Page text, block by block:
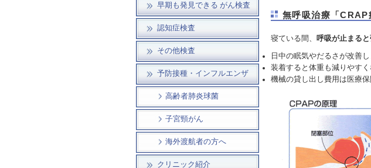
早期も発見できる がん検査
認知症検査
その他検査
予防接種・インフルエンザ
高齢者肺炎球菌
子宮頸がん
海外渡航者の方へ
クリニック紹介
無呼吸治療「CRAP
寝ている間、 呼吸が止まる
日中の眠気やだるさが改善し
装着すると体重も減りやす
機械の貸し出し費用は医療